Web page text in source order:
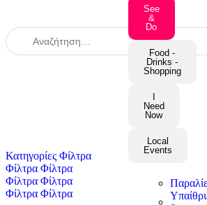
See
&
Do
Food -
Drinks -
Shopping
Need
Now
Local
Events
Κατηγορίες Φίλτρα
Φίλτρα Φίλτρα
Φίλτρα Φίλτρα
Φίλτρα Φίλτρα